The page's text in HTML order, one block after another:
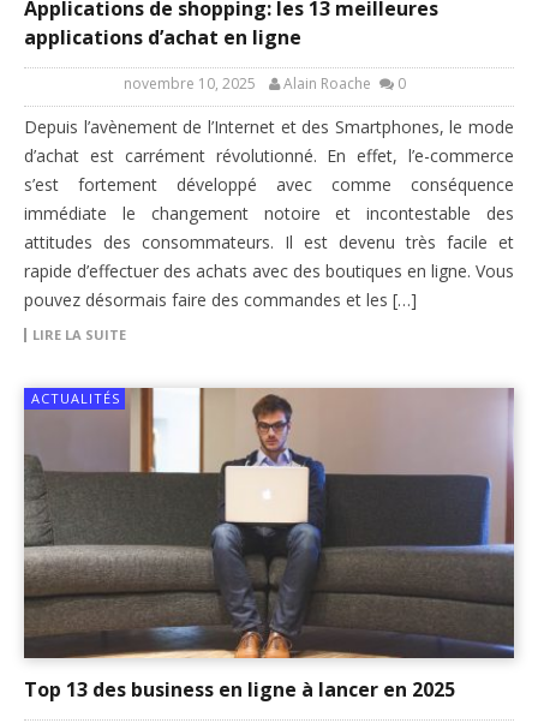
Applications de shopping: les 13 meilleures
applications d’achat en ligne
novembre 10, 2025 Alain Roache 0
Depuis l’avènement de l’Internet et des Smartphones, le mode
d’achat est carrément révolutionné. En effet, l’e-commerce
s’est fortement développé avec comme conséquence
immédiate le changement notoire et incontestable des
attitudes des consommateurs. Il est devenu très facile et
rapide d’effectuer des achats avec des boutiques en ligne. Vous
pouvez désormais faire des commandes et les […]
LIRE LA SUITE
ACTUALITÉS
Top 13 des business en ligne à lancer en 2025